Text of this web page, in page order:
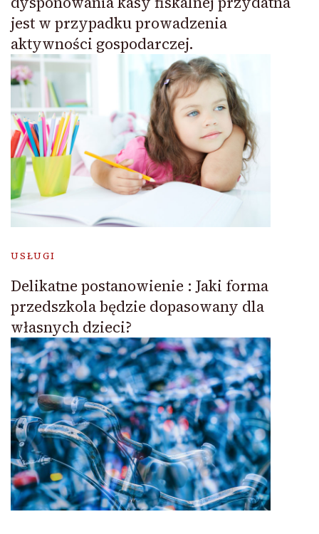
jest w przypadku prowadzenia
aktywności gospodarczej.
USŁUGI
Delikatne postanowienie : Jaki forma
przedszkola będzie dopasowany dla
własnych dzieci?